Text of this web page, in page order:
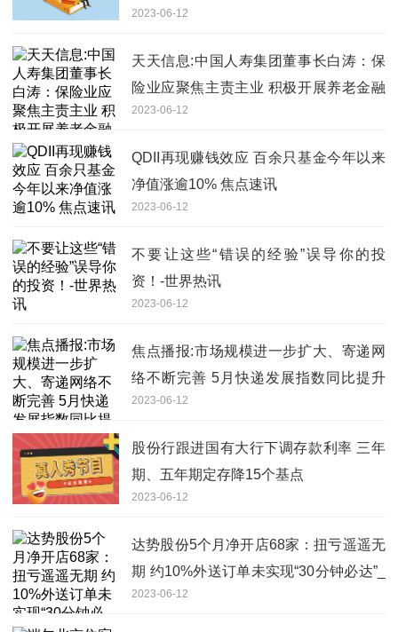
2023-06-12
天天信息:中国人寿集团董事长白涛：保
险业应聚焦主责主业 积极开展养老金融
业务创新
2023-06-12
QDII再现赚钱效应 百余只基金今年以来
净值涨逾10% 焦点速讯
2023-06-12
不要让这些“错误的经验”误导你的投
资！-世界热讯
2023-06-12
焦点播报:市场规模进一步扩大、寄递网
络不断完善 5月快递发展指数同比提升
37.8%
2023-06-12
股份行跟进国有大行下调存款利率 三年
期、五年期定存降15个基点
2023-06-12
达势股份5个月净开店68家：扭亏遥遥无
期 约10%外送订单未实现“30分钟必达”_
环球通讯
2023-06-12